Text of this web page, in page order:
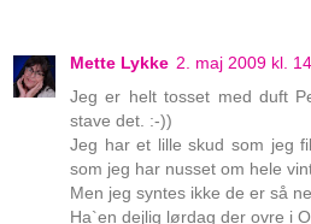
Mette Lykke 2. maj 2009 kl.
Jeg er helt tosset med duft
stave det. :-))
Jeg har et lille skud som jeg
som jeg har nusset om hele
Men jeg syntes ikke de er så
Ha`en dejlig lørdag der ovre i